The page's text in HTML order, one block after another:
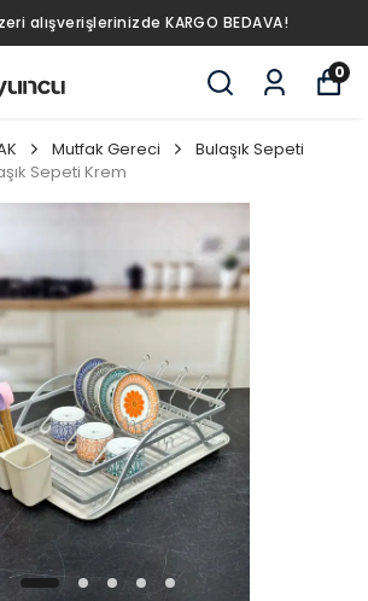
alışverişlerinizde KARGO BEDAVA!
0
Mutfak Gereci
Bulaşık Sepeti
Sepeti Krem